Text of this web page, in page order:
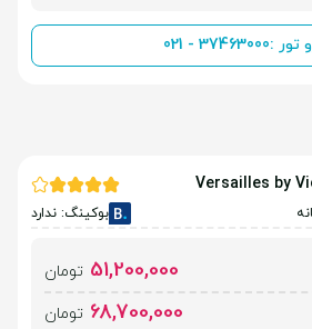
تور :021 - 37463000
Versailles by
بوکینگ: ندارد
51,200,000 تومان
68,700,000 تومان